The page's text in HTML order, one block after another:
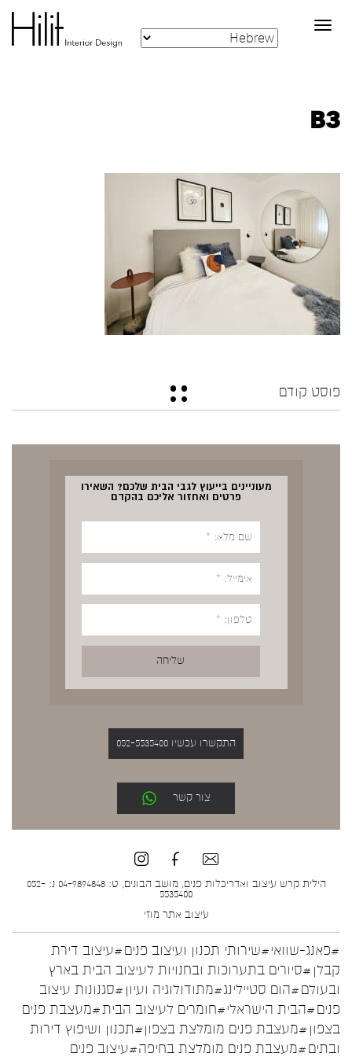
Toggle
navigation
B3
פוסט קודם
מעוניינים בייעוץ לגבי הבית שלכם? השאירו
פרטים ואחזור אליכם בהקדם
התקשרו עכשיו 052-5535400
צור קשר
הילית קרש עיצוב ואדריכלות פנים, מושב הבונים, ט: 04-9894848 נ: 052-
5535400
עיצוב אתר מוזי
#פאנג-שוואי#שירותי תכנון ועיצוב פנים#עיצוב דירת
קבלן #סיורים בתערוכות ובחנויות לעיצוב הבית בארץ
ובעולם#הום סטיילינג#מתודולוגיה ועיון #סגנונות עיצוב
פנים#הבית הישראלי#חומרים לעיצוב הבית#מעצבת פנים
בצפון #מעצבת פנים מומלצת בצפון#תכנון ושיפוץ דירות
ובתים#מעצבת פנים מומלצת בחיפה#עיצוב פנים